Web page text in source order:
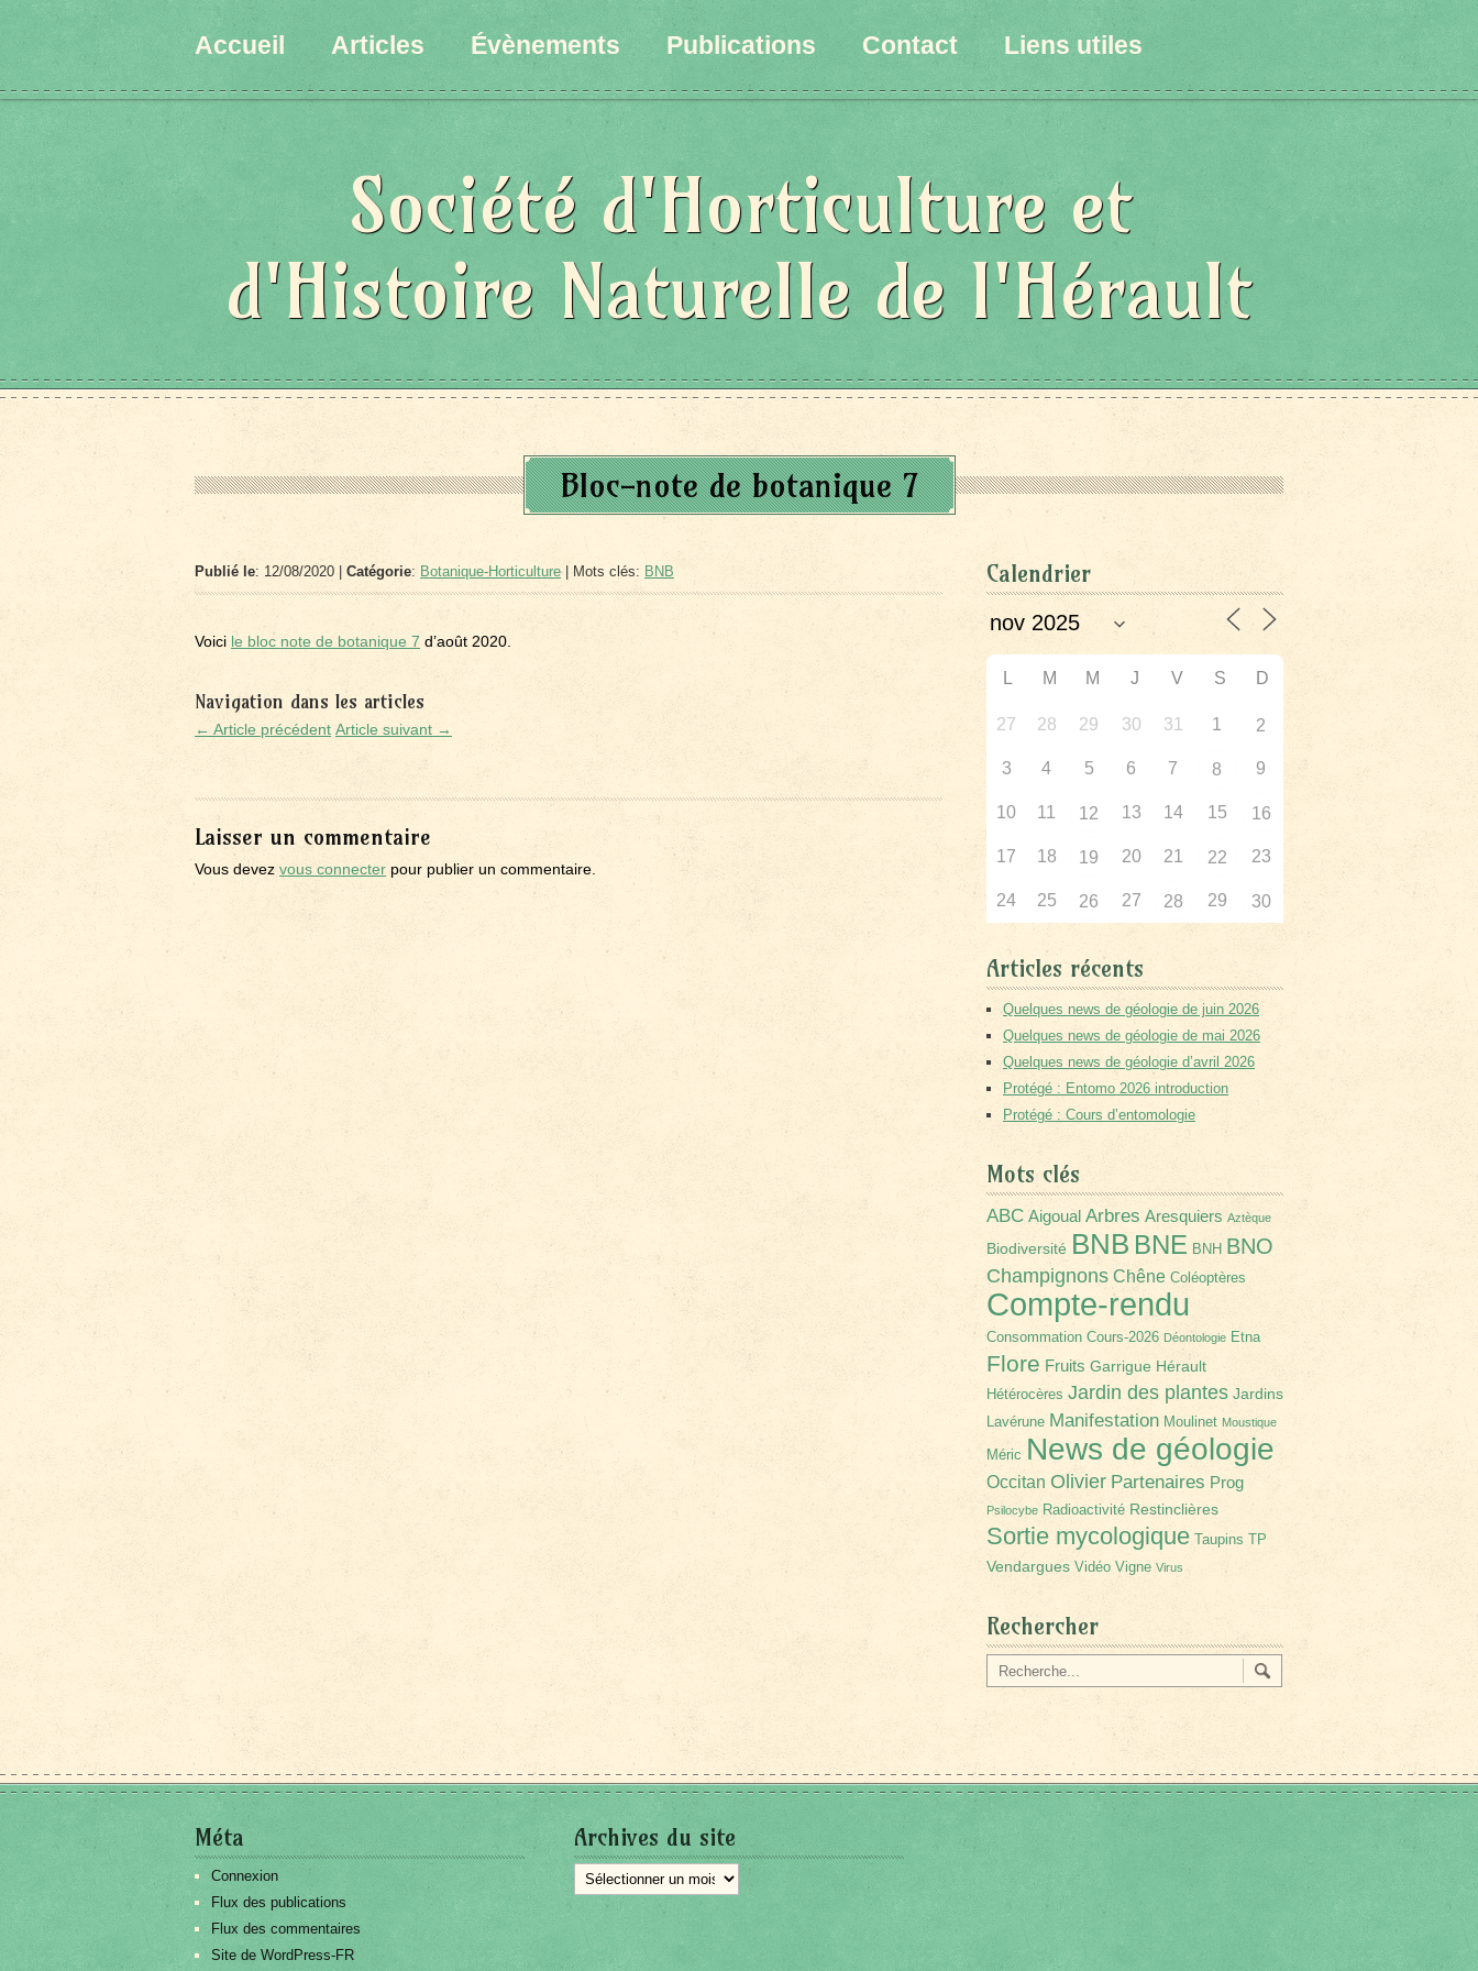
Accueil Articles Évènements Publications Contact Liens utiles
Société d'Horticulture et
d'Histoire Naturelle de l'Hérault
Bloc-note de botanique 7
Publié le: 12/08/2020 | Catégorie: Botanique-Horticulture| Mots clés: BNB
Voici le bloc note de botanique 7 d’août 2020.
Navigation dans les articles
← Article précédent Article suivant →
Laisser un commentaire
Vous devez vous connecter pour publier un commentaire.
Calendrier
L M M J V S D
27 28 29 30 31 1 2
3 4 5 6 7 8 9
10 11 12 13 14 15 16
17 18 19 20 21 22 23
24 25 26 27 28 29 30
Articles récents
Quelques news de géologie de juin 2026
Quelques news de géologie de mai 2026
Quelques news de géologie d’avril 2026
Protégé : Entomo 2026 introduction
Protégé : Cours d’entomologie
Mots clés
ABC Aigoual Arbres Aresquiers Aztèque
Biodiversité BNB BNE BNH BNO
Champignons Chêne Coléoptères
Compte-rendu
Consommation Cours-2026 Déontologie Etna
Flore Fruits Garrigue Hérault
Hétérocères Jardin des plantes Jardins
Lavérune Manifestation Moulinet Moustique
Méric News de géologie
Occitan Olivier Partenaires Prog
Psilocybe Radioactivité Restinclières
Sortie mycologique Taupins TP
Vendargues Vidéo Vigne Virus
Rechercher
Méta
Connexion
Flux des publications
Flux des commentaires
Site de WordPress-FR
Archives du site
Archives
du